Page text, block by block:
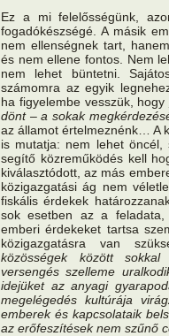
Ez a mi felelősségünk,
fogadókészségé. A másik
nem ellenségnek tart,
és nem ellene fontos. Nem
nem lehet büntetni.
számomra az egyik
ha figyelembe vesszük, hogy
dönt – a sokak
az államot értelmeznénk… A
is mutatja: nem lehet
segítő közreműködés kell
kiválasztódott, az más
közigazgatási ág nem
fiskális érdekek
sok esetben az a
emberi érdekeket tartsa
közigazgatásra van
közösségek között
versengés szelleme
idejüket az anyagi
megelégedés kultúrája
emberek és kapcsolataik
az erőfeszítések nem szűnő